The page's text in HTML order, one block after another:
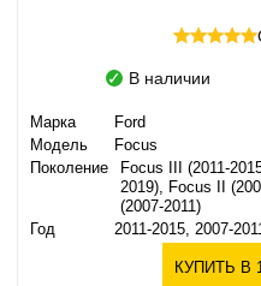
В наличии
Марка
Ford
Модель
Focus
Поколение
Focus III (2011-
2019), Focus II
(2007-2011)
Год
2011-2015, 2007-
КУПИТЬ В